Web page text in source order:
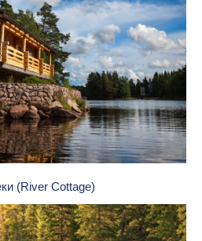
(River Cottage)